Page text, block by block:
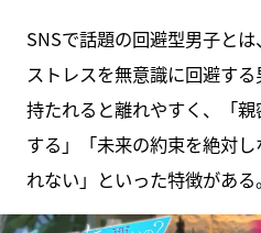
SNSで話題の回避型男子と
ストレスを無意識に回避す
持たれると離れやすく、「
する」「未来の約束を絶対
れない」といった特徴がある。